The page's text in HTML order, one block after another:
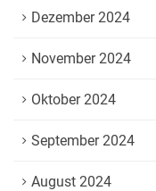
Dezember 2024
November 2024
Oktober 2024
September 2024
August 2024